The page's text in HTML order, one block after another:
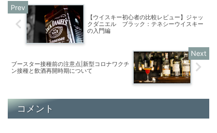
【ウイスキー初心者の比較レビュー】ジャッ
クダニエル ブラック：テネシーウイスキー
の入門編
ブースター接種前の注意点|新型コロナワクチ
ン接種と飲酒再開時期について
コメント